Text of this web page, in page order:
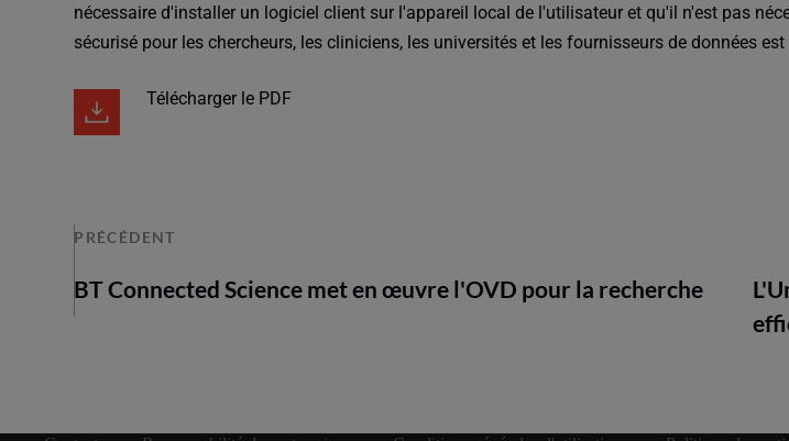
nécessaire d'installer un logiciel client sur l'appareil local de l'utilisateur et qu'il n'est pas
sécurisé pour les chercheurs, les cliniciens, les universités et les fournisseurs de données
Télécharger le PDF
PRÉCÉDENT
BT Connected Science met en œuvre l'OVD pour la recherche